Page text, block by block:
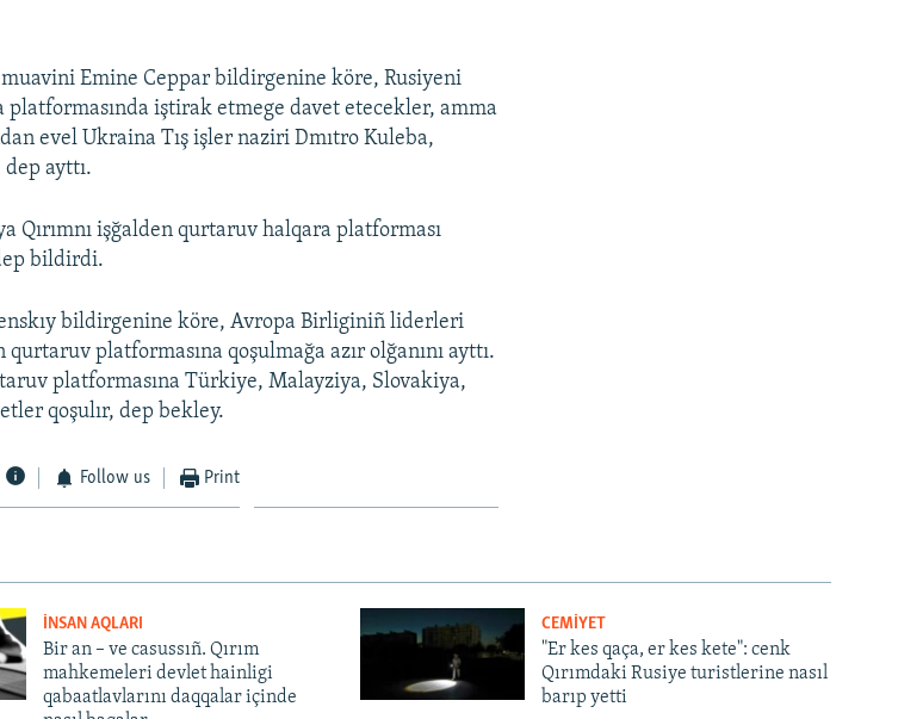
Emine Ceppar bildirgenine köre, Rusiyeni
platformasında iştirak etmege davet etecekler, amma
evel Ukraina Tış işler naziri Dmıtro Kuleba,
ayttı.
Qırımnı işğalden qurtaruv halqara platforması
bildirdi.
bildirgenine köre, Avropa Birliginiñ liderleri
platformasına qoşulmağa azır olğanını ayttı.
platformasına Türkiye, Malayziya, Slovakiya,
qoşulır, dep bekley.
Follow us Print
İNSAN AQLARI
Bir an – ve casussıñ. Qırım
mahkemeleri devlet hainligi
qabaatlavlarını daqqalar içinde
CEMİYET
"Er kes qaça, er kes kete": cenk
Qırımdaki Rusiye turistlerine nasıl
barıp yetti